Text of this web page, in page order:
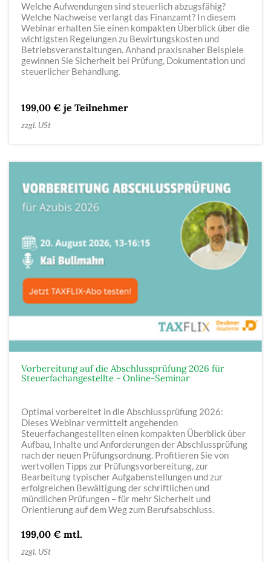
Welche Aufwendungen sind steuerlich abzugsfähig?
Welche Nachweise verlangt das Finanzamt? In diesem
Webinar erhalten Sie einen kompakten Überblick über die
wichtigsten Regelungen zu Bewirtungskosten und
Betriebsveranstaltungen. Anhand praxisnaher Beispiele
gewinnen Sie Sicherheit bei Prüfung, Dokumentation und
steuerlicher Behandlung.
199,00 € je Teilnehmer
zzgl. USt
Vorbereitung auf die Abschlussprüfung 2026 für
Steuerfachangestellte - Online-Seminar
Optimal vorbereitet in die Abschlussprüfung 2026:
Dieses Webinar vermittelt angehenden
Steuerfachangestellten einen kompakten Überblick über
Aufbau, Inhalte und Anforderungen der Abschlussprüfung
nach der neuen Prüfungsordnung. Profitieren Sie von
wertvollen Tipps zur Prüfungsvorbereitung, zur
Bearbeitung typischer Aufgabenstellungen und zur
erfolgreichen Bewältigung der schriftlichen und
mündlichen Prüfungen – für mehr Sicherheit und
Orientierung auf dem Weg zum Berufsabschluss.
199,00 € mtl.
zzgl. USt